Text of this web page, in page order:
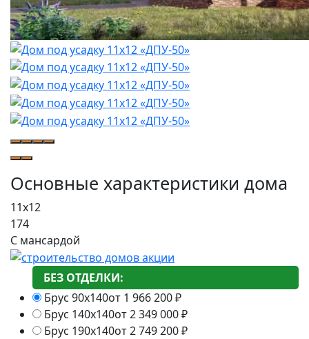
Основные характеристики дома
11х12
174
С мансардой
БЕЗ ОТДЕЛКИ:
Брус 90х140от 1 966 200₽
Брус 140х140от 2 349 000₽
Брус 190х140от 2 749 200₽